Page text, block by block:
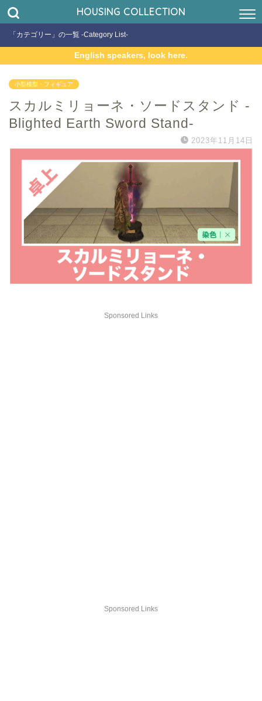
HOUSING COLLECTION
「カテゴリー」の一覧 -Category List-
English speakers, look here.
小型模型・フィギュア
スカルミリョーネ・ソードスタンド -
Blighted Earth Sword Stand-
2023年11月14日
Sponsored Links
Sponsored Links